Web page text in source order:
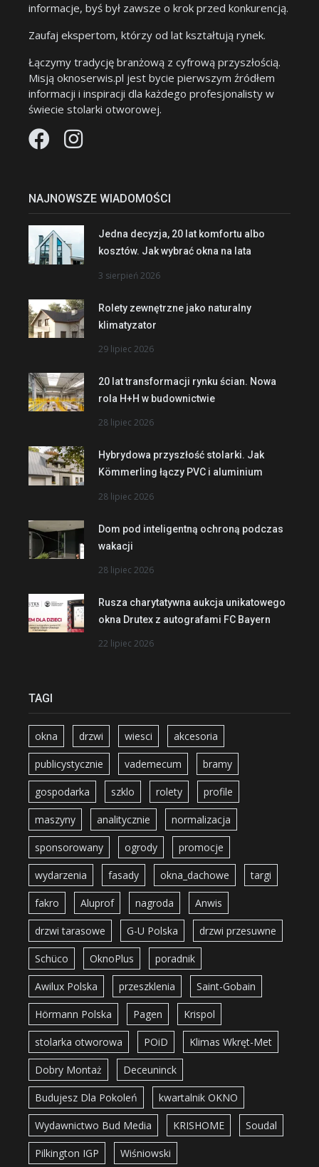
informacje, byś był zawsze o krok przed konkurencją.
Zaufaj ekspertom, którzy od lat kształtują rynek.
Łączymy tradycję branżową z cyfrową przyszłością.
Misją oknoserwis.pl jest bycie pierwszym źródłem
informacji i inspiracji dla każdego profesjonalisty w
świecie stolarki otworowej.
NAJNOWSZE WIADOMOŚCI
Jedna decyzja, 20 lat komfortu albo
kosztów. Jak wybrać okna na lata
3 sierpień 2026
Rolety zewnętrzne jako naturalny
klimatyzator
29 lipiec 2026
20 lat transformacji rynku ścian. Nowa
rola H+H w budownictwie
28 lipiec 2026
Hybrydowa przyszłość stolarki. Jak
Kömmerling łączy PVC i aluminium
28 lipiec 2026
Dom pod inteligentną ochroną podczas
wakacji
28 lipiec 2026
Rusza charytatywna aukcja unikatowego
okna Drutex z autografami FC Bayern
22 lipiec 2026
TAGI
okna drzwi wiesci akcesoria
publicystycznie vademecum bramy
gospodarka szklo rolety profile
maszyny analitycznie normalizacja
sponsorowany ogrody promocje
wydarzenia fasady okna_dachowe targi
fakro Aluprof nagroda Anwis
drzwi tarasowe G-U Polska drzwi przesuwne
Schüco OknoPlus poradnik
Awilux Polska przeszklenia Saint-Gobain
Hörmann Polska Pagen Krispol
stolarka otworowa POiD Klimas Wkręt-Met
Dobry Montaż Deceuninck
Budujesz Dla Pokoleń kwartalnik OKNO
Wydawnictwo Bud Media KRISHOME Soudal
Pilkington IGP Wiśniowski